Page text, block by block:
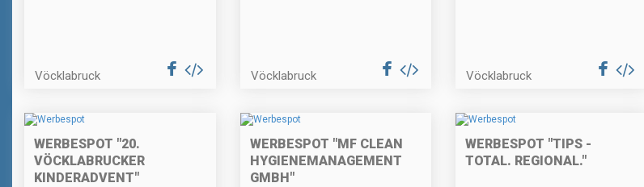
Vöcklabruck Vöcklabruck Vöcklabruck
WERBESPOT "20.
VÖCKLABRUCKER
KINDERADVENT"
WERBESPOT "MF CLEAN
HYGIENEMANAGEMENT
GMBH"
WERBESPOT "TIPS -
TOTAL. REGIONAL."